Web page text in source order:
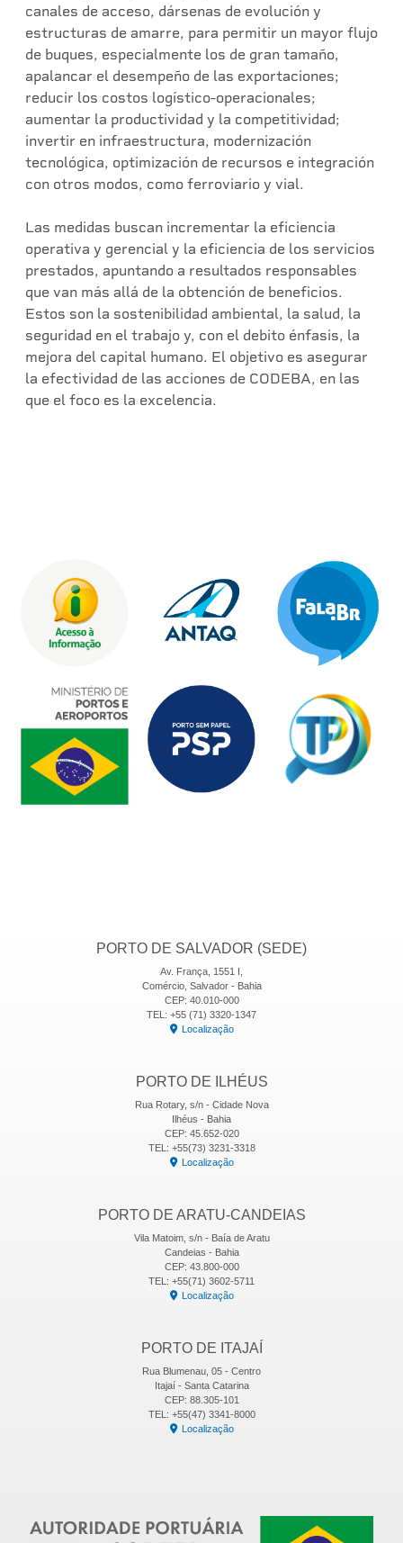
canales de acceso, dársenas de evolución y
estructuras de amarre, para permitir un mayor flujo
de buques, especialmente los de gran tamaño,
apalancar el desempeño de las exportaciones;
reducir los costos logístico-operacionales;
aumentar la productividad y la competitividad;
invertir en infraestructura, modernización
tecnológica, optimización de recursos e integración
con otros modos, como ferroviario y vial.
Las medidas buscan incrementar la eficiencia
operativa y gerencial y la eficiencia de los servicios
prestados, apuntando a resultados responsables
que van más allá de la obtención de beneficios.
Estos son la sostenibilidad ambiental, la salud, la
seguridad en el trabajo y, con el debito énfasis, la
mejora del capital humano. El objetivo es asegurar
la efectividad de las acciones de CODEBA, en las
que el foco es la excelencia.
PORTO DE SALVADOR (SEDE)
Av. França, 1551 I,
Comércio, Salvador - Bahia
CEP: 40.010-000
TEL: +55 (71) 3320-1347
Localização
PORTO DE ILHÉUS
Rua Rotary, s/n - Cidade Nova
Ilhéus - Bahia
CEP: 45.652-020
TEL: +55(73) 3231-3318
Localização
PORTO DE ARATU-CANDEIAS
Vila Matoim, s/n - Baía de Aratu
Candeias - Bahia
CEP: 43.800-000
TEL: +55(71) 3602-5711
Localização
PORTO DE ITAJAÍ
Rua Blumenau, 05 - Centro
Itajaí - Santa Catarina
CEP: 88.305-101
TEL: +55(47) 3341-8000
Localização